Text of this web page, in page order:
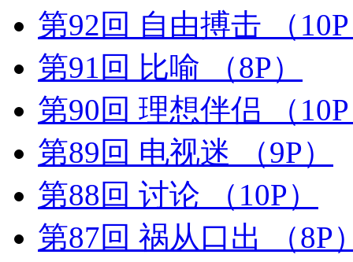
第92回 自由搏击
（
第91回 比喻
（8P）
第90回 理想伴侣
（
第89回 电视迷
（9P）
第88回 讨论
（10P）
第87回 祸从口出
（8P